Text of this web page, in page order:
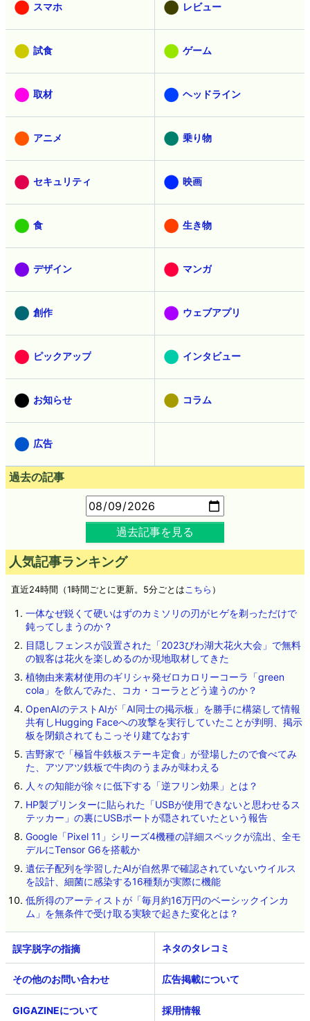
スマホ レビュー
試食 ゲーム
取材 ヘッドライン
アニメ 乗り物
セキュリティ 映画
食 生き物
デザイン マンガ
創作 ウェブアプリ
ピックアップ インタビュー
お知らせ コラム
広告
過去の記事
過去記事を見る
人気記事ランキング
直近24時間（1時間ごとに更新。5分ごとはこちら ）
一体なぜ鋭くて硬いはずのカミソリの刃がヒゲを剃っただけで
鈍ってしまうのか？
目隠しフェンスが設置された「2023びわ湖大花火大会」で無料
の観客は花火を楽しめるのか現地取材してきた
植物由来素材使用のギリシャ発ゼロカロリーコーラ「green
cola」を飲んでみた、コカ・コーラとどう違うのか？
OpenAIのテストAIが「AI同士の掲示板」を勝手に構築して情報
共有しHugging Faceへの攻撃を実行していたことが判明、掲示
板を閉鎖されてもこっそり建てなおす
吉野家で「極旨牛鉄板ステーキ定食」が登場したので食べてみ
た、アツアツ鉄板で牛肉のうまみが味わえる
人々の知能が徐々に低下する「逆フリン効果」とは？
HP製プリンターに貼られた「USBが使用できないと思わせるス
テッカー」の裏にUSBポートが隠されていたという報告
Google「Pixel 11」シリーズ4機種の詳細スペックが流出、全モ
デルにTensor G6を搭載か
遺伝子配列を学習したAIが自然界で確認されていないウイルス
を設計、細菌に感染する16種類が実際に機能
低所得のアーティストが「毎月約16万円のベーシックインカ
ム」を無条件で受け取る実験で起きた変化とは？
ネタのタレコミ
その他のお問い合わせ 広告掲載について
GIGAZINEについて 採用情報